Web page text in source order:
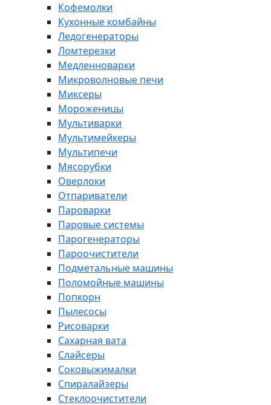
Кофемолки
Кухонные комбайны
Ледогенераторы
Ломтерезки
Медленноварки
Микроволновые печи
Миксеры
Мороженицы
Мультиварки
Мультимейкеры
Мультипечи
Мясорубки
Оверлоки
Отпариватели
Пароварки
Паровые системы
Парогенераторы
Пароочистители
Подметальные машины
Поломойные машины
Попкорн
Пылесосы
Рисоварки
Сахарная вата
Слайсеры
Соковыжималки
Спиралайзеры
Стеклоочистители